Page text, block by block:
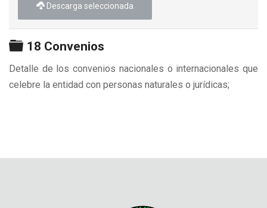
Descarga seleccionada
Carpeta
18 Convenios
Detalle de los convenios nacionales o internacionales que
celebre la entidad con personas naturales o jurídicas;